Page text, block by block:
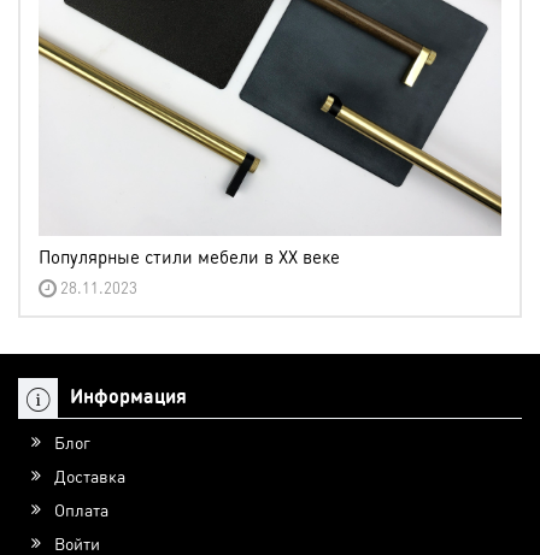
Популярные стили мебели в XX веке
28.11.2023
Информация
Блог
Доставка
Оплата
Войти